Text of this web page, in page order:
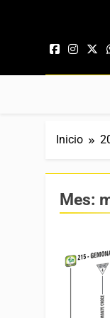
Inicio
Mes: